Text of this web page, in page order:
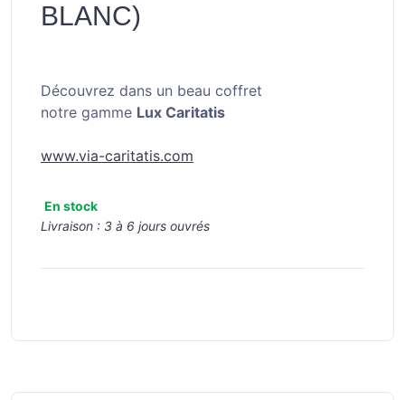
BLANC)
Découvrez dans un beau coffret
notre gamme Lux Caritatis
www.via-caritatis.com
En stock
Livraison : 3 à 6 jours ouvrés